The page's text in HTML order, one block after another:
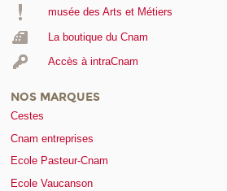
musée des Arts et Métiers
La boutique du Cnam
Accès à intraCnam
NOS MARQUES
Cestes
Cnam entreprises
Ecole Pasteur-Cnam
Ecole Vaucanson